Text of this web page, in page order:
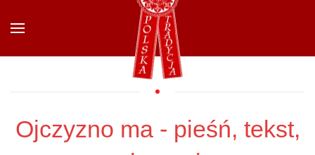
Przejdź do głównej treści
Ojczyzno ma - pieśń, tekst,